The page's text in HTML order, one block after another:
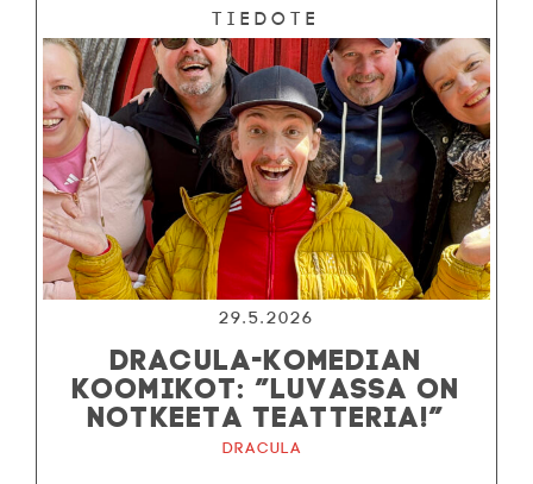
Tiedote
29.5.2026
DRACULA-KOMEDIAN
KOOMIKOT: ”LUVASSA ON
NOTKEETA TEATTERIA!”
Dracula